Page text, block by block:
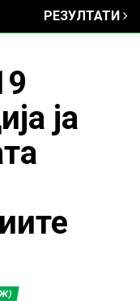
РЕЗУЛТАТИ
ја